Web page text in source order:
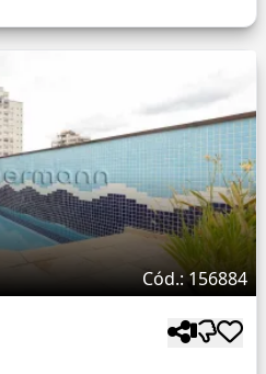
Cód.: 156884